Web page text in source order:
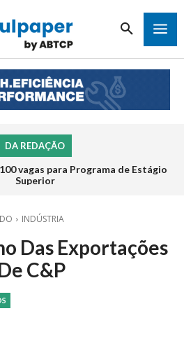
DA REDAÇÃO
vagas para Programa de Estágio
Superior
INDÚSTRIA
Das Exportações
C&P